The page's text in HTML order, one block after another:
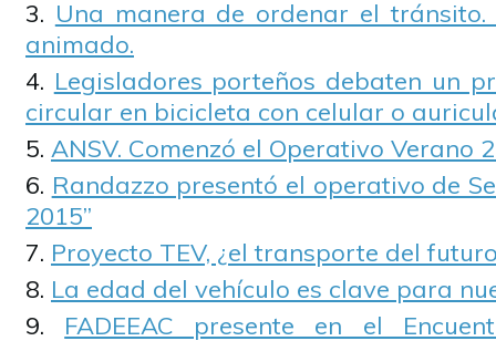
Una manera de ordenar el tránsito.
animado.
Legisladores porteños debaten un
circular en bicicleta con celular o
ANSV. Comenzó el Operativo Verano
Randazzo presentó el operativo de
2015”
Proyecto TEV, ¿el transporte del
La edad del vehículo es clave para
FADEEAC presente en el